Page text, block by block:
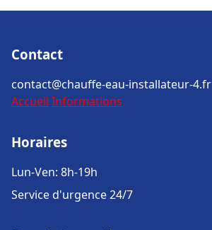
Contact
contact@chauffe-eau-installateur-4.fr
Accueil Informations
Horaires
Lun-Ven: 8h-19h
Service d'urgence 24/7